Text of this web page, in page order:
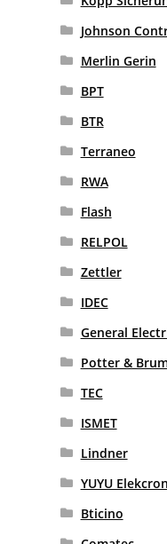
Johnson
Merlin Gerin
BPT
BTR
Terraneo
RWA
Flash
RELPOL
Zettler
IDEC
General
Potter &
TEC
ISMET
Lindner
YUYU
Bticino